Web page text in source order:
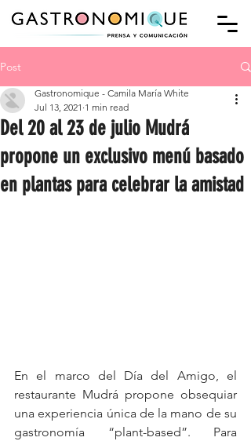
Post
Del 20 al 23 de julio Mudrá
propone un exclusivo menú basado
en plantas para celebrar la amistad
Gastronomique - Camila María White
Jul 13, 2021 1 min read
En el marco del Día del Amigo, el
restaurante Mudrá propone obsequiar
una experiencia única de la mano de su
gastronomía “plant-based”. Para